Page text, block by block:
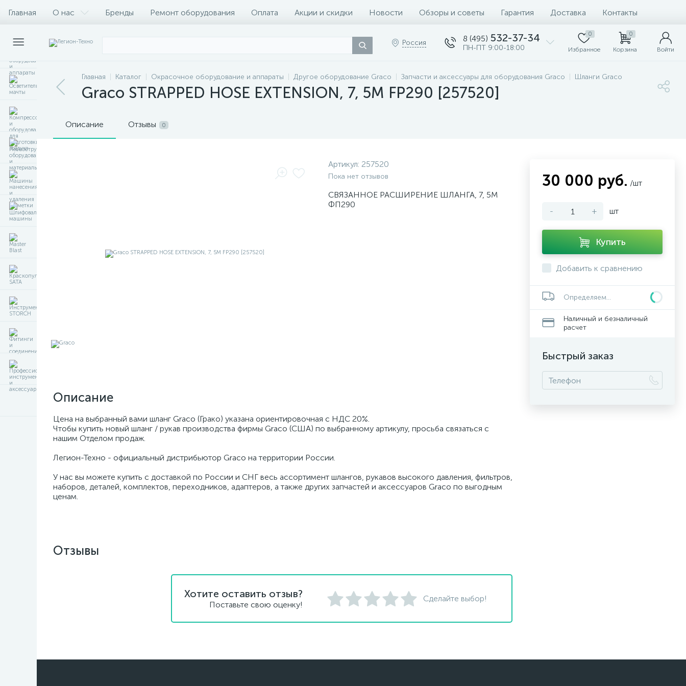
Главная О нас Бренды Ремонт оборудования Оплата Акции и скидки Новости Обзоры и советы Гарантия Доставка Контакты
Россия 8 (495) 532-37-34
ПН-ПТ 9:00-18:00
0
Избранное
0
Корзина Войти
Главная Каталог Окрасочное оборудование и аппараты Другое оборудование Graco Запчасти и аксессуары для оборудования Graco Шланги Graco
Graco STRAPPED HOSE EXTENSION, 7, 5M FP290 [257520]
Описание Отзывы 0
Артикул: 257520
Пока нет отзывов
СВЯЗАННОЕ РАСШИРЕНИЕ ШЛАНГА, 7, 5М
ФП290
Описание
Цена на выбранный вами шланг Graco (Грако) указана ориентировочная с НДС 20%.
Чтобы купить новый шланг / рукав производства фирмы Graco (США) по выбранному артикулу, просьба связаться с
нашим Отделом продаж.
Легион-Техно - официальный дистрибьютор Graco на территории России.
У нас вы можете купить с доставкой по России и СНГ весь ассортимент шлангов, рукавов высокого давления, фильтров,
наборов, деталей, комплектов, переходников, адаптеров, а также других запчастей и аксессуаров Graco по выгодным
ценам.
30 000 руб. /шт
- + шт
Купить
Добавить к сравнению
Определяем...
Наличный и безналичный
расчет
Быстрый заказ
Отзывы
Хотите оставить отзыв?
Поставьте свою оценку!
Сделайте выбор!